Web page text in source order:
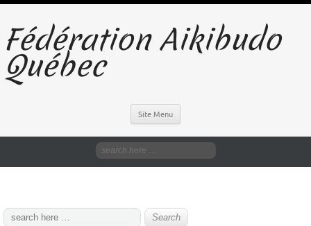
Fédération Aikibudo
Québec
Site Menu